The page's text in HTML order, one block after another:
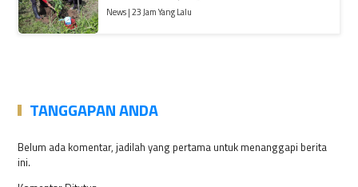
News | 23 Jam Yang Lalu
TANGGAPAN ANDA
Belum ada komentar, jadilah yang pertama untuk menanggapi berita
ini.